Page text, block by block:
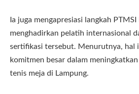
Ia juga mengapresiasi langkah
menghadirkan pelatih internasional
sertifikasi tersebut. Menurutnya, hal
komitmen besar dalam
tenis meja di Lampung.